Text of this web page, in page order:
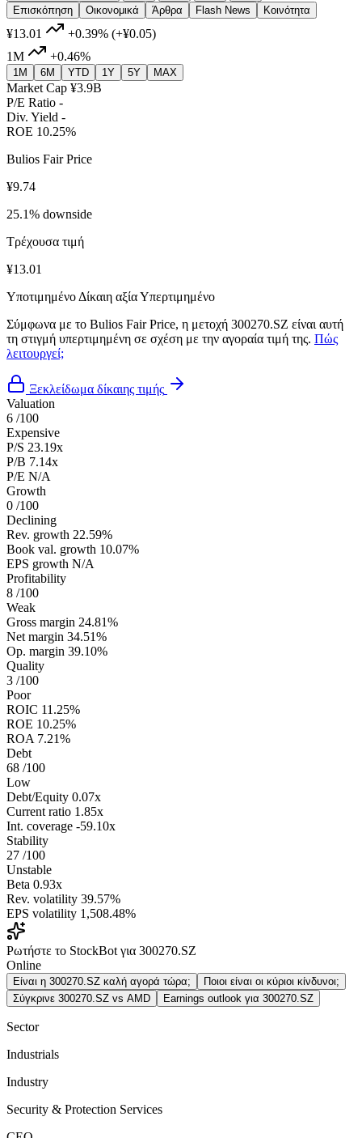
Επισκόπηση
Οικονομικά Άρθρα Flash News Κοινότητα
¥13.01 +0.39% (+¥0.05)
1M
+0.46%
1M 6M YTD 1Y 5Y MAX
Market Cap ¥3.9B
P/E Ratio -
Div. Yield -
ROE 10.25%
Bulios Fair Price
¥9.74
25.1% downside
Τρέχουσα τιμή
¥13.01
Υποτιμημένο Δίκαιη αξίαΥπερτιμημένο
Σύμφωνα με το Bulios Fair Price, η μετοχή 300270.SZ είναι αυτή
τη στιγμή υπερτιμημένη σε σχέση με την αγοραία τιμή της. Πώς
λειτουργεί;
Ξεκλείδωμα δίκαιης τιμής
Valuation
6 /100
Expensive
P/S 23.19x
P/B 7.14x
P/E N/A
Growth
0 /100
Declining
Rev. growth 22.59%
Book val. growth 10.07%
EPS growth N/A
Profitability
8 /100
Weak
Gross margin 24.81%
Net margin 34.51%
Op. margin 39.10%
Quality
3 /100
Poor
ROIC 11.25%
ROE 10.25%
ROA 7.21%
Debt
68 /100
Low
Debt/Equity 0.07x
Current ratio 1.85x
Int. coverage -59.10x
Stability
27 /100
Unstable
Beta 0.93x
Rev. volatility 39.57%
EPS volatility 1,508.48%
Ρωτήστε το StockBot για 300270.SZ
Online
Είναι η 300270.SZ καλή αγορά τώρα;
Ποιοι είναι οι κύριοι κίνδυνοι;
Σύγκρινε 300270.SZ vs AMD
Earnings outlook για 300270.SZ
Sector
Industrials
Industry
Security & Protection Services